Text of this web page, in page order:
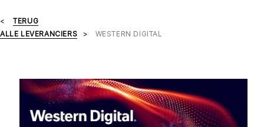
TERUG
ALLE LEVERANCIERS
WESTERN DIGITAL